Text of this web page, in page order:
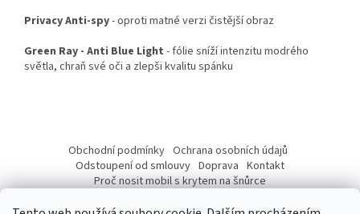
Privacy Anti-spy- oproti matné verzi čistější obraz
Green Ray - Anti Blue Light - fólie sníží intenzitu modrého
světla, chraň své oči a zlepši kvalitu spánku
a
Obchodní podmínky Ochrana osobních údajů
Odstoupení od smlouvy Doprava Kontakt
Proč nosit mobil s krytem na šnůrce